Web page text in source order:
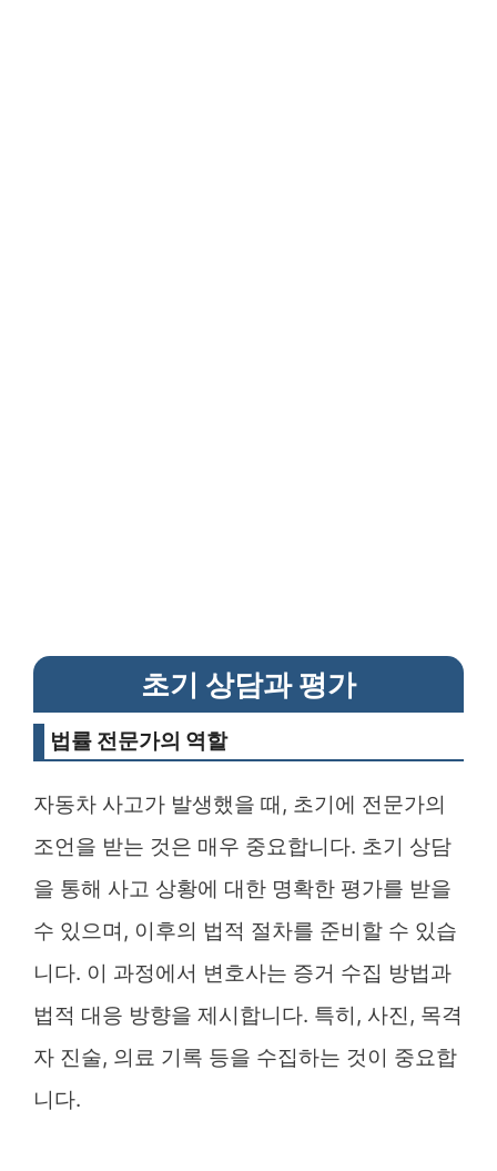
초기 상담과 평가
법률 전문가의 역할
자동차 사고가 발생했을 때, 초기에 전문가의
조언을 받는 것은 매우 중요합니다. 초기 상담
을 통해 사고 상황에 대한 명확한 평가를 받을
수 있으며, 이후의 법적 절차를 준비할 수 있습
니다. 이 과정에서 변호사는 증거 수집 방법과
법적 대응 방향을 제시합니다. 특히, 사진, 목격
자 진술, 의료 기록 등을 수집하는 것이 중요합
니다.